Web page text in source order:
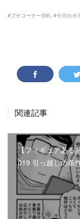
#プチコーナー(59) #今日のボ
関連記事
【フィギュアある
019 引っ越しの条